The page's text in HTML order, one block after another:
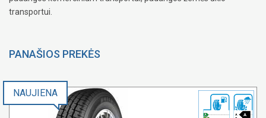
transportui.
PANAŠIOS PREKĖS
A
NAUJIENA